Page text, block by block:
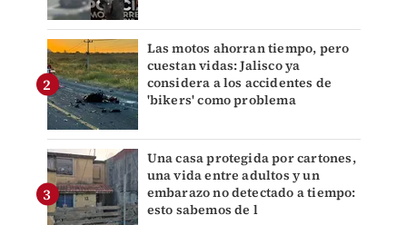
Las motos ahorran tiempo, pero
cuestan vidas: Jalisco ya
considera a los accidentes de
'bikers' como problema
Una casa protegida por cartones,
una vida entre adultos y un
embarazo no detectado a tiempo:
esto sabemos de l